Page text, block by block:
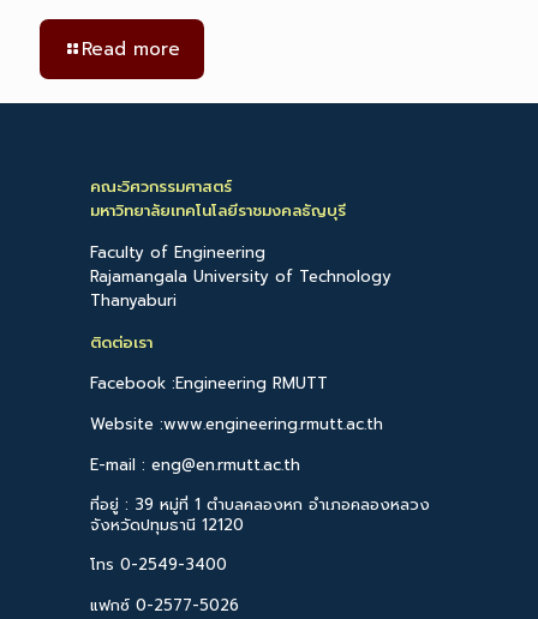
Read more
คณะวิศวกรรมศาสตร์
มหาวิทยาลัยเทคโนโลยีราชมงคลธัญบุรี
Faculty of Engineering
Rajamangala University of Technology
Thanyaburi
ติดต่อเรา
Facebook :Engineering RMUTT
Website :www.engineering.rmutt.ac.th
E-mail : eng@en.rmutt.ac.th
ที่อยู่ : 39 หมู่ที่ 1 ตำบลคลองหก อำเภอคลองหลวง
จังหวัดปทุมธานี 12120
โทร 0-2549-3400
แฟกซ์ 0-2577-5026